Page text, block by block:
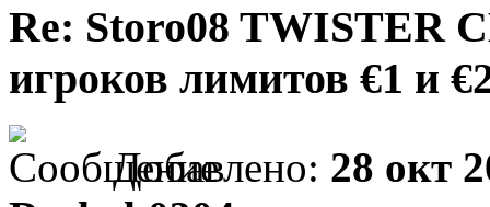
Re: Storo08 TWISTER
игроков лимитов €1 и
Добавлено: 28 окт